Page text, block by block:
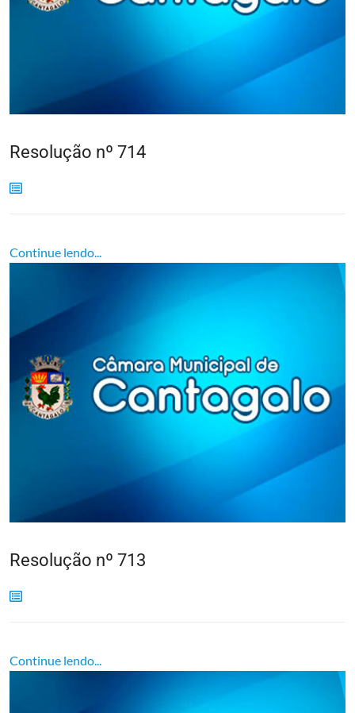
Resolução nº 714
Continue lendo...
Resolução nº 713
Continue lendo...